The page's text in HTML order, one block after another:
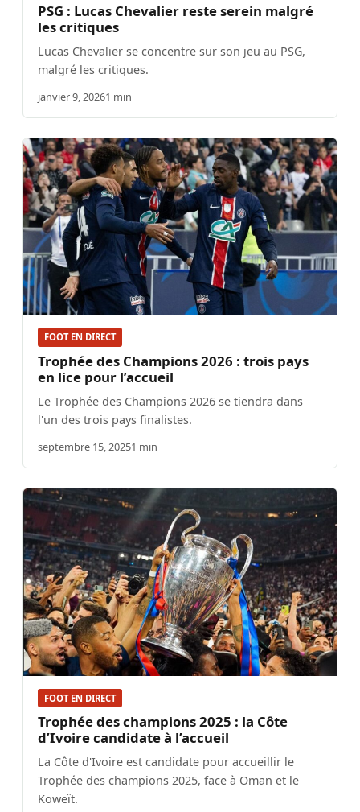
PSG : Lucas Chevalier reste serein malgré
les critiques
Lucas Chevalier se concentre sur son jeu au PSG,
malgré les critiques.
janvier 9, 20261 min
FOOT EN DIRECT
Trophée des Champions 2026 : trois pays
en lice pour l’accueil
Le Trophée des Champions 2026 se tiendra dans
l'un des trois pays finalistes.
septembre 15, 20251 min
FOOT EN DIRECT
Trophée des champions 2025 : la Côte
d’Ivoire candidate à l’accueil
La Côte d'Ivoire est candidate pour accueillir le
Trophée des champions 2025, face à Oman et le
Koweït.